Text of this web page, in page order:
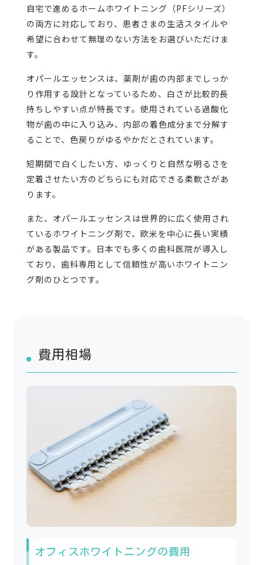
自宅で進めるホームホワイトニング（PFシリーズ）
の両方に対応しており、患者さまの生活スタイルや
希望に合わせて無理のない方法をお選びいただけま
す。
オパールエッセンスは、薬剤が歯の内部までしっか
り作用する設計となっているため、白さが比較的長
持ちしやすい点が特長です。使用されている過酸化
物が歯の中に入り込み、内部の着色成分まで分解す
ることで、色戻りがゆるやかだとされています。
短期間で白くしたい方、ゆっくりと自然な明るさを
定着させたい方のどちらにも対応できる柔軟さがあ
ります。
また、オパールエッセンスは世界的に広く使用され
ているホワイトニング剤で、欧米を中心に長い実績
がある製品です。日本でも多くの歯科医院が導入し
ており、歯科専用として信頼性が高いホワイトニン
グ剤のひとつです。
費用相場
オフィスホワイトニングの費用